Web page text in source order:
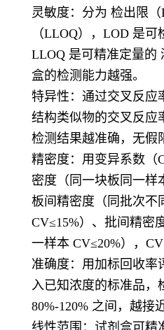
灵敏度：分为 检出限
（LLOQ），LOD 是可
LLOQ 是可精准定量的
盒的检测能力越强。
特异性：通过交叉反应
结构类似物的交叉反应
检测结果越准确，无假
精密度：用变异系数（
密度（同一块板同一样
板间精密度（同批次不
CV≤15%）、批间精密
一样本 CV≤20%），
准确度：用加标回收率
入已知浓度的标准品，
80%-120% 之间，越接
线性范围：试剂盒可精